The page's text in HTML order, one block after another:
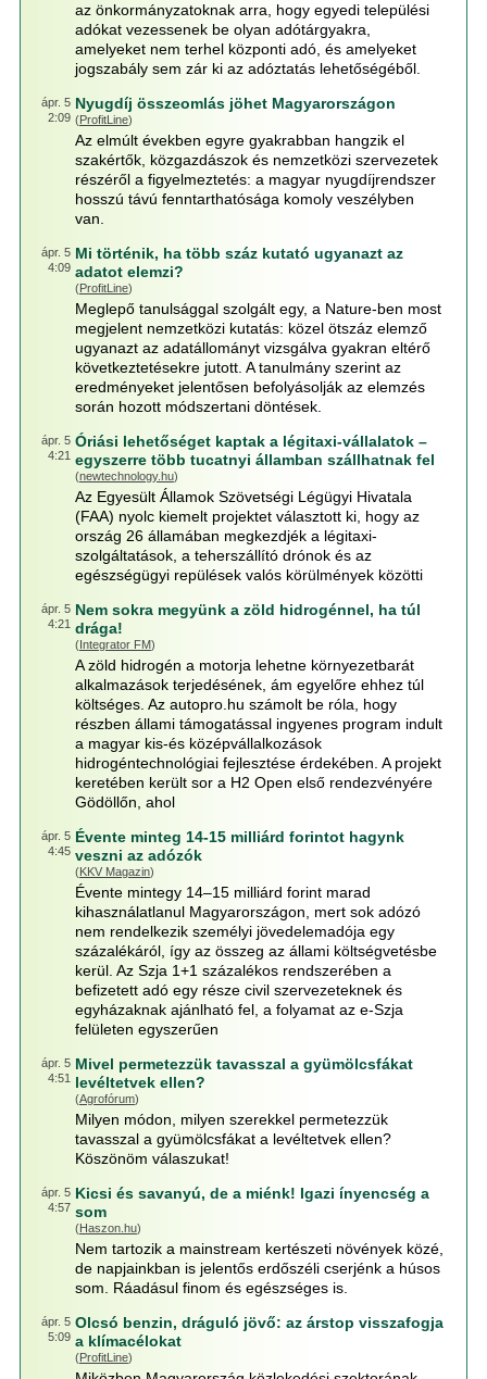
az önkormányzatoknak arra, hogy egyedi települési
adókat vezessenek be olyan adótárgyakra,
amelyeket nem terhel központi adó, és amelyeket
jogszabály sem zár ki az adóztatás lehetőségéből.
ápr. 5
2:09
Nyugdíj összeomlás jöhet Magyarországon
(ProfitLine)
Az elmúlt években egyre gyakrabban hangzik el
szakértők, közgazdászok és nemzetközi szervezetek
részéről a figyelmeztetés: a magyar nyugdíjrendszer
hosszú távú fenntarthatósága komoly veszélyben
van.
ápr. 5
4:09
Mi történik, ha több száz kutató ugyanazt az
adatot elemzi?
(ProfitLine)
Meglepő tanulsággal szolgált egy, a Nature-ben most
megjelent nemzetközi kutatás: közel ötszáz elemző
ugyanazt az adatállományt vizsgálva gyakran eltérő
következtetésekre jutott. A tanulmány szerint az
eredményeket jelentősen befolyásolják az elemzés
során hozott módszertani döntések.
ápr. 5
4:21
Óriási lehetőséget kaptak a légitaxi-vállalatok –
egyszerre több tucatnyi államban szállhatnak fel
(newtechnology.hu)
Az Egyesült Államok Szövetségi Légügyi Hivatala
(FAA) nyolc kiemelt projektet választott ki, hogy az
ország 26 államában megkezdjék a légitaxi-
szolgáltatások, a teherszállító drónok és az
egészségügyi repülések valós körülmények közötti
ápr. 5
4:21
Nem sokra megyünk a zöld hidrogénnel, ha túl
drága!
(Integrator FM)
A zöld hidrogén a motorja lehetne környezetbarát
alkalmazások terjedésének, ám egyelőre ehhez túl
költséges. Az autopro.hu számolt be róla, hogy
részben állami támogatással ingyenes program indult
a magyar kis-és középvállalkozások
hidrogéntechnológiai fejlesztése érdekében. A projekt
keretében került sor a H2 Open első rendezvényére
Gödöllőn, ahol
ápr. 5
4:45
Évente minteg 14-15 milliárd forintot hagynk
veszni az adózók
(KKV Magazin)
Évente mintegy 14–15 milliárd forint marad
kihasználatlanul Magyarországon, mert sok adózó
nem rendelkezik személyi jövedelemadója egy
százalékáról, így az összeg az állami költségvetésbe
kerül. Az Szja 1+1 százalékos rendszerében a
befizetett adó egy része civil szervezeteknek és
egyházaknak ajánlható fel, a folyamat az e-Szja
felületen egyszerűen
ápr. 5
4:51
Mivel permetezzük tavasszal a gyümölcsfákat
levéltetvek ellen?
(Agrofórum)
Milyen módon, milyen szerekkel permetezzük
tavasszal a gyümölcsfákat a levéltetvek ellen?
Köszönöm válaszukat!
ápr. 5
4:57
Kicsi és savanyú, de a miénk! Igazi ínyencség a
som
(Haszon.hu)
Nem tartozik a mainstream kertészeti növények közé,
de napjainkban is jelentős erdőszéli cserjénk a húsos
som. Ráadásul finom és egészséges is.
ápr. 5
5:09
Olcsó benzin, dráguló jövő: az árstop visszafogja
a klímacélokat
(ProfitLine)